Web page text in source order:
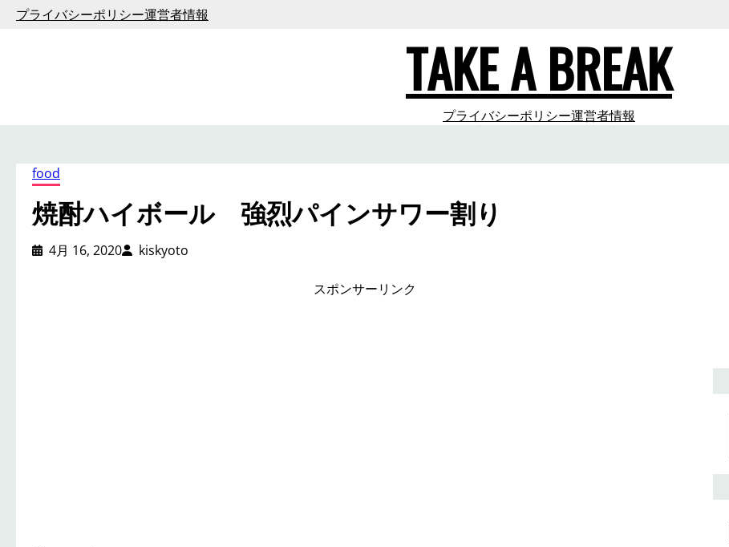
プ
プライバシーポリシー運営者情報
TAKE A BREAK
プライバシーポリシー運営者情報
food
焼酎ハイボール 強烈パインサワー割り
4月 16, 2020 kiskyoto
スポンサーリンク